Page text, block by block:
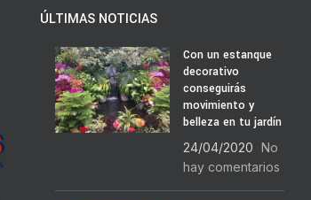
ÚLTIMAS NOTICIAS
Con un estanque
decorativo
conseguirás
movimiento y
belleza en tu jardín
24/04/2020 No
hay comentarios